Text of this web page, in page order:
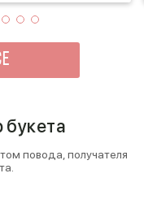
и заботой.
цветы, которые
о дорогом
всем, кто ищет
и поддержку в
повода, получателя